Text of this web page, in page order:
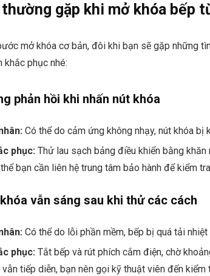
gặp khi mở khóa bếp
mở khóa cơ bản, đôi khi bạn sẽ gặp những
khắc phục nhé:
phản hồi khi nhấn nút khóa
Có thể do cảm ứng không nhạy, nút khóa bị
phục: Thử lau sạch bảng điều khiển bằng
bạn cần liên hệ trung tâm bảo hành để kiểm
vẫn sáng sau khi thử các cách
Có thể do lỗi phần mềm, bếp bị quá tải
phục: Tắt bếp và rút phích cắm điện, chờ
tiếp diễn, bạn nên gọi kỹ thuật viên đến kiểm